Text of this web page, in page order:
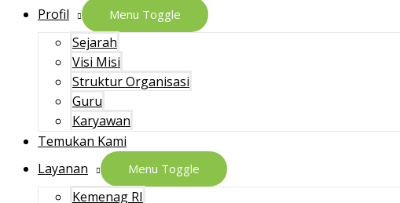
Profil
Menu Toggle
Sejarah
Visi Misi
Struktur Organisasi
Guru
Karyawan
Temukan Kami
Layanan
Menu Toggle
Kemenag RI